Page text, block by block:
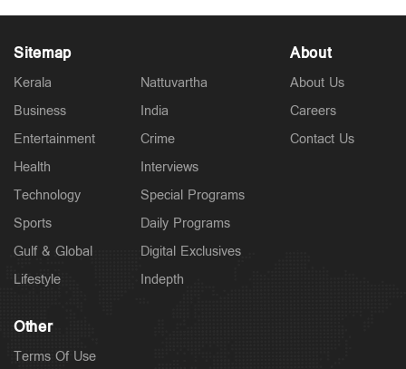
Sitemap
Kerala
Business
Entertainment
Health
Technology
Sports
Gulf & Global
Lifestyle
Nattuvartha
India
Crime
Interviews
Special Programs
Daily Programs
Digital Exclusives
Indepth
About
About Us
Careers
Contact Us
Other
Terms Of Use